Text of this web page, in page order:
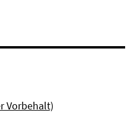
Vorbehalt)